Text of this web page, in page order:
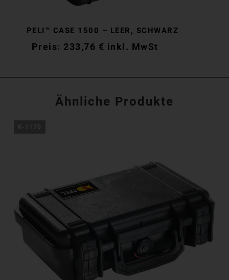
PELI™ CASE 1500 – LEER, SCHWARZ
233,76 € inkl. MwSt
Ähnliche Produkte